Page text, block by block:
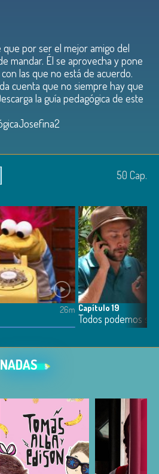
que por ser el mejor amigo del
mandar. Él se aprovecha y pone
las que no está de acuerdo.
cuenta que no siempre hay que
la guía pedagógica de este
50 Cap.
26m Capítulo 19
Todos podemos